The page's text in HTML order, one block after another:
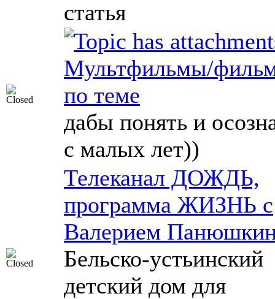
статья
Мультфильмы/
по теме
дабы понять и
с малых лет))
Телеканал ДОЖДЬ,
программа ЖИЗНЬ с
Валерием
Бельско-устьинский
детский дом для